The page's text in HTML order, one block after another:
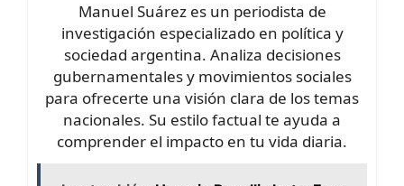
Manuel Suárez es un periodista de
investigación especializado en política y
sociedad argentina. Analiza decisiones
gubernamentales y movimientos sociales
para ofrecerte una visión clara de los temas
nacionales. Su estilo factual te ayuda a
comprender el impacto en tu vida diaria.